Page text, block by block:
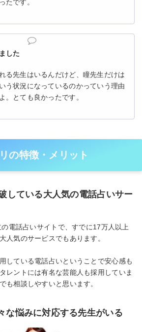
たです。
した
る先生はいるんだけど、瞳先生だけは
う状況になっているのかっていう理由
。とても良かったです。
の特徴・メリット
している大人気の電話占いサー
電話占いサイトで、すでに17万人以上
人気のサービスでもあります。
している電話占いということで安心感も
レントには有名な芸能人も採用していま
も相談しやすいと思います。
な悩みに対応する先生がいる